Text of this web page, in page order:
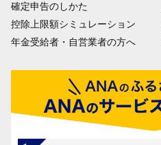
確定申告のしかた
控除上限額シミュレーション
年金受給者・自営業者の方へ